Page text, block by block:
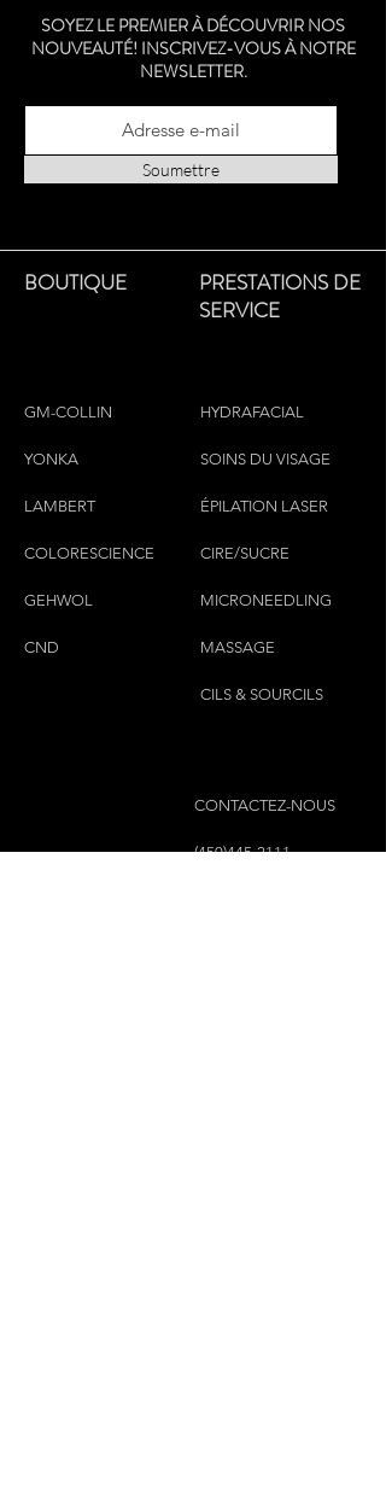
SOYEZ LE PREMIER À DÉCOUVRIR NOS
NOUVEAUTÉ! INSCRIVEZ-VOUS À NOTRE
NEWSLETTER.
Soumettre
BOUTIQUE
PRESTATIONS DE
SERVICE
GM-COLLIN
YONKA
LAMBERT
COLORESCIENCE
GEHWOL
CND
HYDRAFACIAL
SOINS DU VISAGE
ÉPILATION LASER
CIRE/SUCRE
MICRONEEDLING
MASSAGE
CILS & SOURCILS
CONTACTEZ-NOUS
(450)445-2111